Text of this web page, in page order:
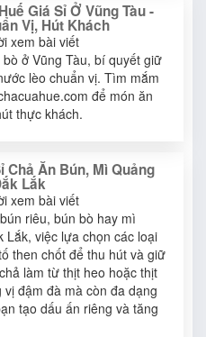
Giá Sỉ Ở Vũng Tàu -
Vị, Hút Khách
xem bài viết
ở Vũng Tàu, bí quyết giữ
lèo chuẩn vị. Tìm mắm
để món ăn
thực khách.
Chả Ăn Bún, Mì Quảng
Lắk
xem bài viết
riêu, bún bò hay mì
Lắk, việc lựa chọn các loại
then chốt để thu hút và giữ
làm từ thịt heo hoặc thịt
đậm đà mà còn đa dạng
tạo dấu ấn riêng và tăng